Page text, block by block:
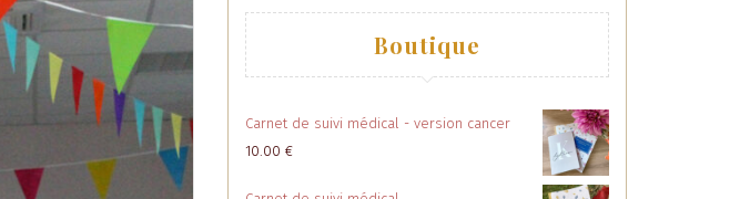
Boutique
Carnet de suivi médical - version cancer
10.00 €